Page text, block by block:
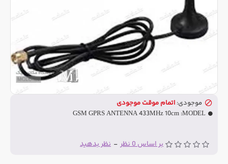
بر اساس 0 نظر - نظر بدهید
موجودی: اتمام موقت موجودی
MODEL:
GSM GPRS ANTENNA 433MHz 10cm